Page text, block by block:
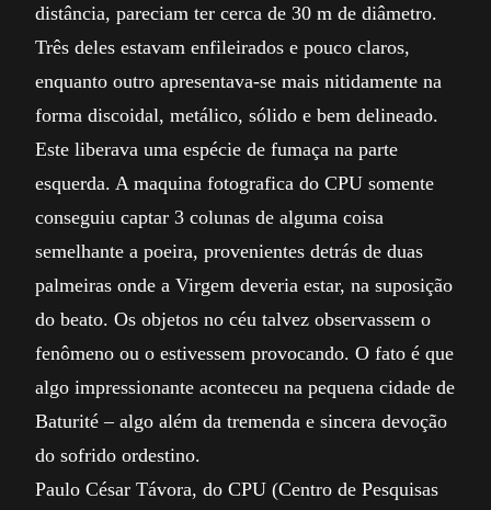
distância, pareciam ter cerca de 30 m de diâmetro.
Três deles estavam enfileirados e pouco claros,
enquanto outro apresentava-se mais nitidamente na
forma discoidal, metálico, sólido e bem delineado.
Este liberava uma espécie de fumaça na parte
esquerda. A maquina fotografica do CPU somente
conseguiu captar 3 colunas de alguma coisa
semelhante a poeira, provenientes detrás de duas
palmeiras onde a Virgem deveria estar, na suposição
do beato. Os objetos no céu talvez observassem o
fenômeno ou o estivessem provocando. O fato é que
algo impressionante aconteceu na pequena cidade de
Baturité – algo além da tremenda e sincera devoção
do sofrido ordestino.
Paulo César Távora, do CPU (Centro de Pesquisas